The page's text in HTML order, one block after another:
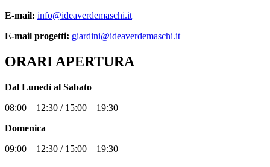
E-mail: info@ideaverdemaschi.it
E-mail progetti: giardini@ideaverdemaschi.it
ORARI APERTURA
Dal Lunedì al Sabato
08:00 – 12:30 / 15:00 – 19:30
Domenica
09:00 – 12:30 / 15:00 – 19:30